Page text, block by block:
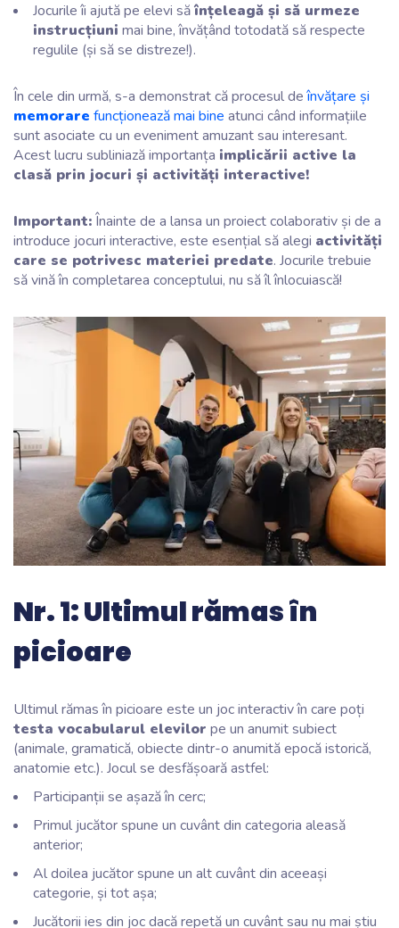
Jocurile îi ajută pe elevi săînțeleagă și să urmeze
instrucțiuni mai bine, învățând totodată să respecte
regulile (și să se distreze!).
În cele din urmă, s-a demonstrat că procesul deînvățare și
memorare funcționează mai bine atunci când informațiile
sunt asociate cu un eveniment amuzant sau interesant.
Acest lucru subliniază importanța implicării active la
clasă prin jocuri și activități interactive!
Important:Înainte de a lansa un proiect colaborativ și de a
introduce jocuri interactive, este esențial să alegi activități
care se potrivesc materiei predate. Jocurile trebuie
să vină în completarea conceptului, nu să îl înlocuiască!
Nr. 1: Ultimul rămas în
picioare
Ultimul rămas în picioare este un joc interactiv în care poți
testa vocabularul elevilor pe un anumit subiect
(animale, gramatică, obiecte dintr-o anumită epocă istorică,
anatomie etc.). Jocul se desfășoară astfel:
Participanții se așază în cerc;
Primul jucător spune un cuvânt din categoria aleasă
anterior;
Al doilea jucător spune un alt cuvânt din aceeași
categorie, și tot așa;
Jucătorii ies din joc dacă repetă un cuvânt sau nu mai știu